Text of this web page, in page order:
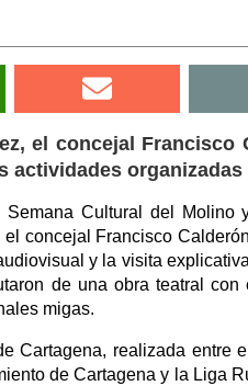
el concejal Francisco
actividades organizadas
Cultural del Molino
concejal Francisco
y la visita
de una obra teatral con
migas.
Cartagena, realizada entre
de Cartagena y la Liga